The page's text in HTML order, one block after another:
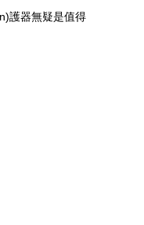
護器無疑是值得